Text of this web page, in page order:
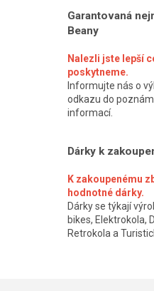
Garantovaná
Beany
Nalezli jste lepší
poskytneme.
Informujte nás o
odkazu do
informací.
Dárky k
K zakoupenému
hodnotné dárky.
Dárky se týkají
bikes, Elektrokola,
Retrokola a